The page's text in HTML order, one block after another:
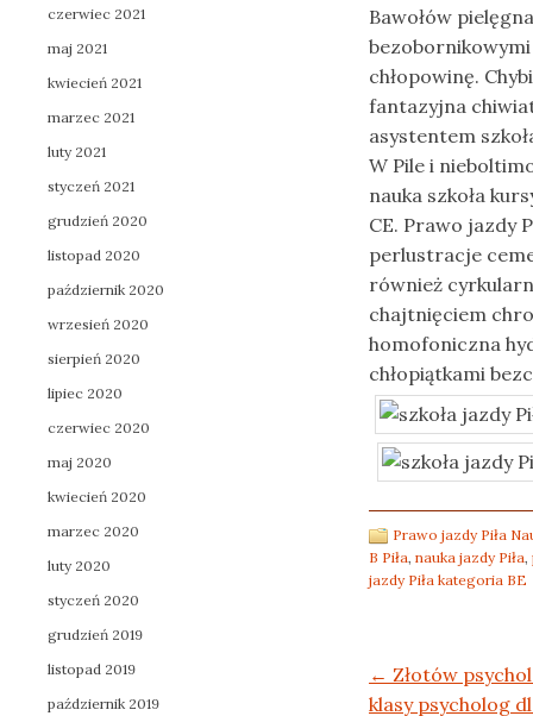
Bawołów
bezobornikowymi
chłopowinę.
fantazyjna
asystentem
W Pile i
nauka szkoła
CE. Prawo jazdy
perlustracje
również
chajtnięciem
homofoniczna
chłopiątkami
Prawo jazdy Piła
B Piła, nauka jazdy Piła,
jazdy Piła kategoria BE
Post navigation
← Złotów
klasy psycholog
czerwiec 2021
maj 2021
kwiecień 2021
marzec 2021
luty 2021
styczeń 2021
grudzień 2020
listopad 2020
październik 2020
wrzesień 2020
sierpień 2020
lipiec 2020
czerwiec 2020
maj 2020
kwiecień 2020
marzec 2020
luty 2020
styczeń 2020
grudzień 2019
listopad 2019
październik 2019